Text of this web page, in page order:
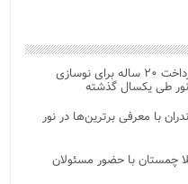
اعطای وام ۵۰۰ میلیون تومانی با بازپرداخت ۲۰ ساله برای نوسازی
با معرفی برترین‌ها در نور
چمستان با حضور مسئولان